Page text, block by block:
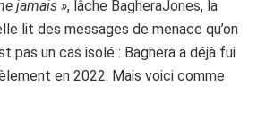
jamais », lâche BagheraJones, la
lit des messages de menace qu’on
pas un cas isolé : Baghera a déjà fui
en 2022. Mais voici comme